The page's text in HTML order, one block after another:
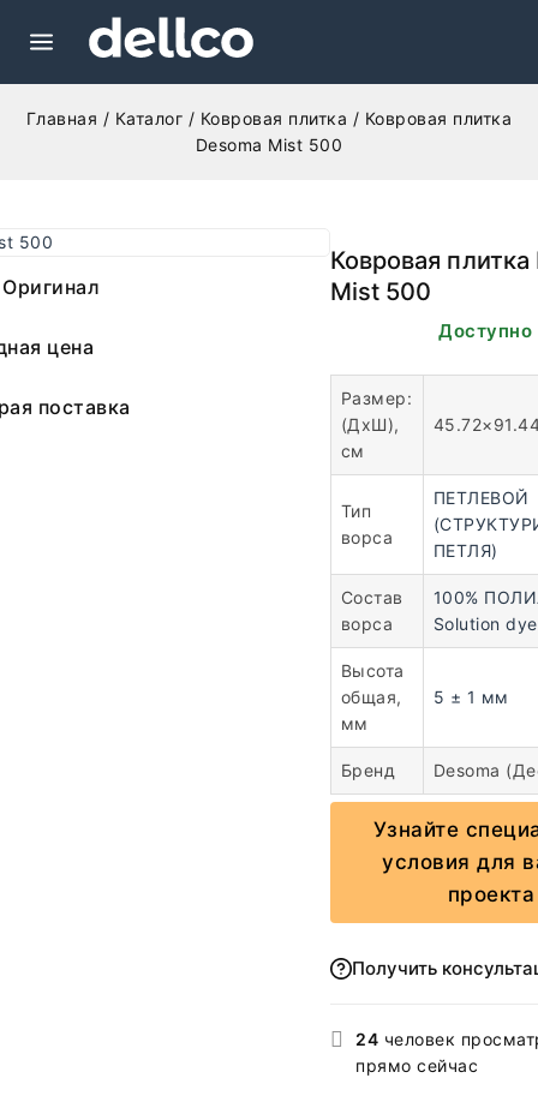
Главная / Каталог / Ковровая плитка / Ковровая плитка
Desoma Mist 500
цена
поставка
Ковровая
Mist 500
В наличии.
Размер:
(ДхШ),
см
Тип
ворса
ПЕТЛЕВОЙ
ПЕТЛЯ)
Состав
ворса
100%
Solution
Высота
общая,
мм
5 ± 1 мм
Бренд Desoma
Узнайте
условия для
проекта
Получить
24 человек
прямо сейчас